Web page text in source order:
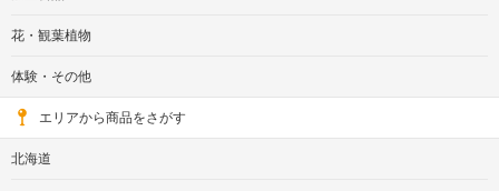
花・観葉植物
体験・その他
エリアから商品をさがす
北海道